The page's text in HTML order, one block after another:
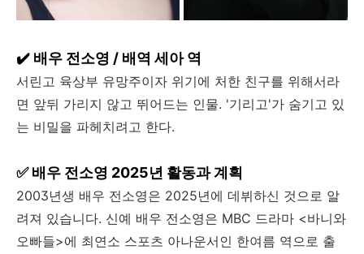
✔️ 배우 전소영 / 배역 세아 역
서린고 육상부 유망주이자 위기에 처한 친구를 위해서라
면 앞뒤 가리지 않고 뛰어드는 인물. '기리고'가 숨기고 있
는 비밀을 파헤치려고 한다.
✅ 배우 전소영 2025년 활동과 계획
2003년생 배우 전소영은 2025년에 데뷔하신 것으로 알
려져 있습니다. 신예 배우 전소영은 MBC 드라마 <바니와
오빠들>에 최연소 스포츠 아나운서인 한여름 역으로 출